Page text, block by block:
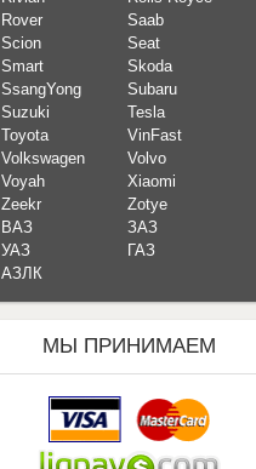
Rover
Saab
Scion
Seat
Smart
Skoda
SsangYong
Subaru
Suzuki
Tesla
Toyota
VinFast
Volkswagen
Volvo
Voyah
Xiaomi
Zeekr
Zotye
ВАЗ
ЗАЗ
УАЗ
ГАЗ
АЗЛК
МЫ ПРИНИМАЕМ